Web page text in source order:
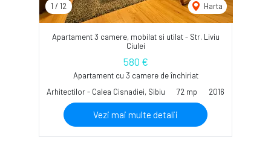
1 / 12 Harta
Apartament 3 camere, mobilat si utilat - Str. Liviu
Ciulei
580 €
Apartament cu 3 camere de închiriat
Arhitectilor - Calea Cisnadiei, Sibiu
72 mp 2016
Vezi mai multe detalii